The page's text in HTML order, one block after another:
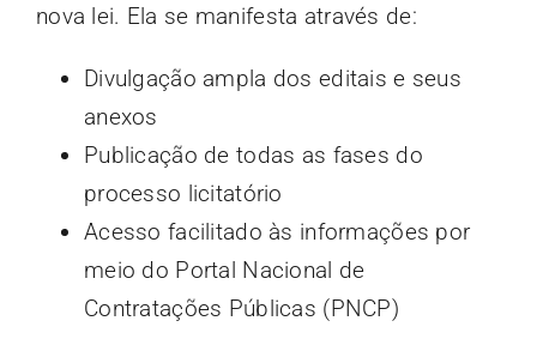
nova lei. Ela se manifesta através de:
Divulgação ampla dos editais e seus
anexos
Publicação de todas as fases do
processo licitatório
Acesso facilitado às informações por
meio do Portal Nacional de
Contratações Públicas (PNCP)